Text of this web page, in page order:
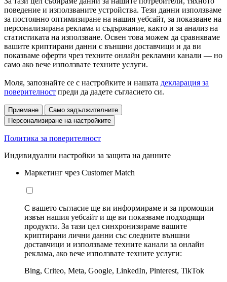
поведение и използваните устройства. Тези данни използваме
за постоянно оптимизиране на нашия уебсайт, за показване на
персонализирана реклама и съдържание, както и за анализ на
статистиката на използване. Освен това можем да сравняваме
вашите криптирани данни с външни доставчици и да ви
показваме оферти чрез техните онлайн рекламни канали — но
само ако вече използвате техните услуги.
Моля, запознайте се с настройките и нашата декларация за
поверителност преди да дадете съгласието си.
Приемане
Само задължителните
Персонализиране на настройките
Политика за поверителност
Индивидуални настройки за защита на данните
Маркетинг чрез Customer Match
С вашето съгласие ще ви информираме и за промоции
извън нашия уебсайт и ще ви показваме подходящи
продукти. За тази цел синхронизираме вашите
криптирани лични данни със следните външни
доставчици и използваме техните канали за онлайн
реклама, ако вече използвате техните услуги:
Bing, Criteo, Meta, Google, LinkedIn, Pinterest, TikTok